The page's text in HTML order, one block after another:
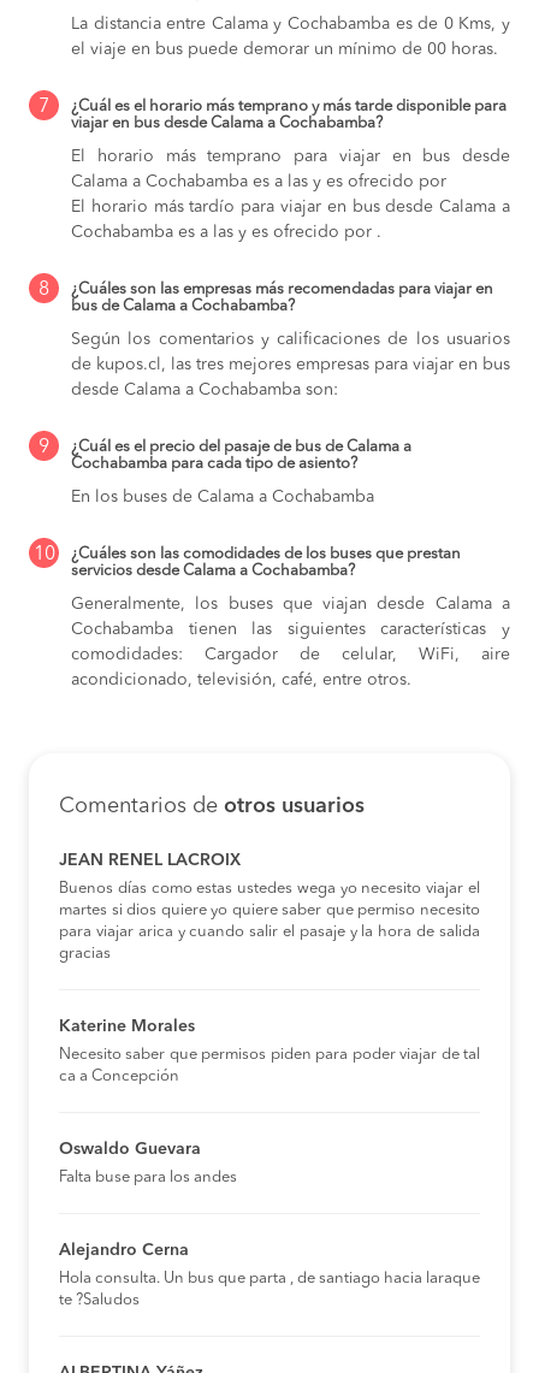
La distancia entre Calama y Cochabamba es de 0 Kms, y
el viaje en bus puede demorar un mínimo de 00 horas.
7
¿Cuál es el horario más temprano y más tarde disponible para
viajar en bus desde Calama a Cochabamba?
El horario más temprano para viajar en bus desde
Calama a Cochabamba es a las y es ofrecido por
El horario más tardío para viajar en bus desde Calama a
Cochabamba es a las y es ofrecido por .
8
¿Cuáles son las empresas más recomendadas para viajar en
bus de Calama a Cochabamba?
Según los comentarios y calificaciones de los usuarios
de kupos.cl, las tres mejores empresas para viajar en bus
desde Calama a Cochabamba son:
9
¿Cuál es el precio del pasaje de bus de Calama a
Cochabamba para cada tipo de asiento?
En los buses de Calama a Cochabamba
10
¿Cuáles son las comodidades de los buses que prestan
servicios desde Calama a Cochabamba?
Generalmente, los buses que viajan desde Calama a
Cochabamba tienen las siguientes características y
comodidades: Cargador de celular, WiFi, aire
acondicionado, televisión, café, entre otros.
Comentarios de otros usuarios
JEAN RENEL LACROIX
Buenos días como estas ustedes wega yo necesito viajar el
martes si dios quiere yo quiere saber que permiso necesito
para viajar arica y cuando salir el pasaje y la hora de salida
gracias
Katerine Morales
Necesito saber que permisos piden para poder viajar de tal
ca a Concepción
Oswaldo Guevara
Falta buse para los andes
Alejandro Cerna
Hola consulta. Un bus que parta , de santiago hacia laraque
te ?Saludos